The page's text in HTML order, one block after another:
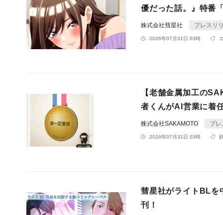
優だった話。』特番
株式会社彗星社 プレスリ
2026年07月31日 03時
【老舗金属加工の
者くんがAI営業に着
株式会社SAKAMOTO プ
2026年07月31日 03時
彗星社がライトBLを
刊！